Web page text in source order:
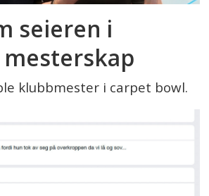
seieren i
klubbmester i carpet bowl.